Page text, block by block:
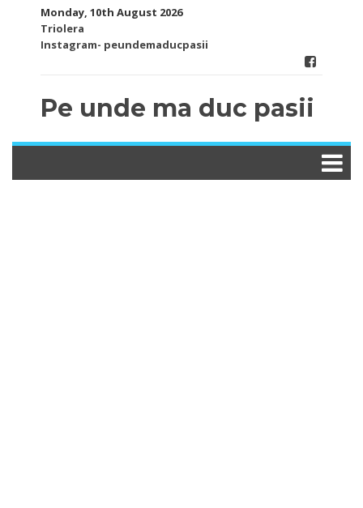
Monday, 10th August 2026
Triolera
Instagram- peundemaducpasii
Pe unde ma duc pasii